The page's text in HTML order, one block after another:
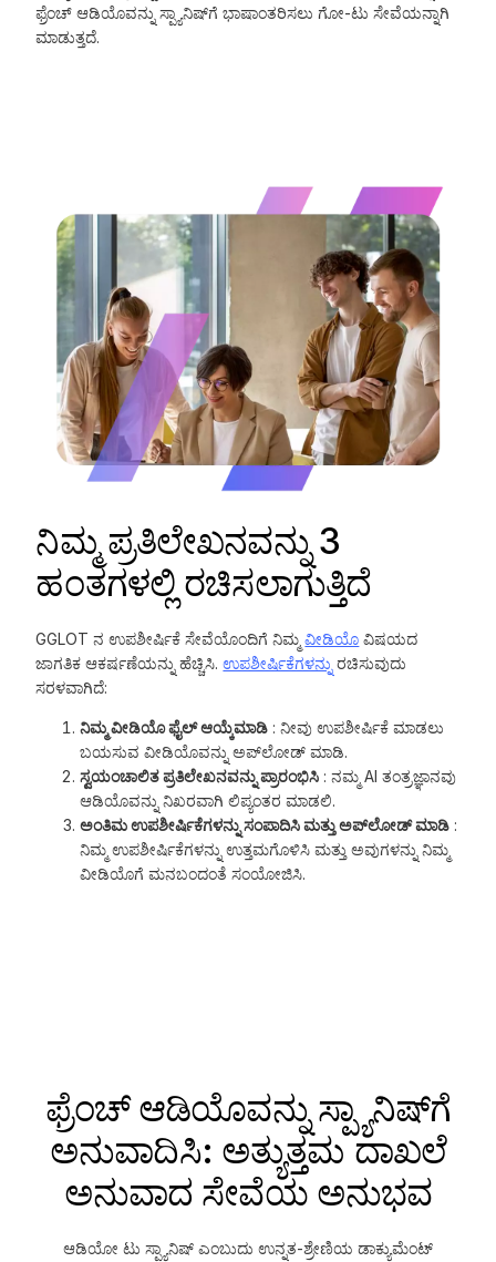
ಫ್ರೆಂಚ್ ಆಡಿಯೊವನ್ನು ಸ್ಪ್ಯಾನಿಷ್‌ಗೆ ಭಾಷಾಂತರಿಸಲು ಗೋ-ಟು ಸೇವೆಯನ್ನಾಗಿ
ಮಾಡುತ್ತದೆ.
ನಿಮ್ಮ ಪ್ರತಿಲೇಖನವನ್ನು 3
ಹಂತಗಳಲ್ಲಿ ರಚಿಸಲಾಗುತ್ತಿದೆ
GGLOT ನ ಉಪಶೀರ್ಷಿಕೆ ಸೇವೆಯೊಂದಿಗೆ ನಿಮ್ಮವೀಡಿಯೊ ವಿಷಯದ
ಜಾಗತಿಕ ಆಕರ್ಷಣೆಯನ್ನು ಹೆಚ್ಚಿಸಿ.ಉಪಶೀರ್ಷಿಕೆಗಳನ್ನು ರಚಿಸುವುದು
ಸರಳವಾಗಿದೆ:
ನಿಮ್ಮ ವೀಡಿಯೊ ಫೈಲ್ ಆಯ್ಕೆಮಾಡಿ : ನೀವು ಉಪಶೀರ್ಷಿಕೆ ಮಾಡಲು
ಬಯಸುವ ವೀಡಿಯೊವನ್ನು ಅಪ್‌ಲೋಡ್ ಮಾಡಿ.
ಸ್ವಯಂಚಾಲಿತ ಪ್ರತಿಲೇಖನವನ್ನು ಪ್ರಾರಂಭಿಸಿ : ನಮ್ಮ AI ತಂತ್ರಜ್ಞಾನವು
ಆಡಿಯೊವನ್ನು ನಿಖರವಾಗಿ ಲಿಪ್ಯಂತರ ಮಾಡಲಿ.
ಅಂತಿಮ ಉಪಶೀರ್ಷಿಕೆಗಳನ್ನು ಸಂಪಾದಿಸಿ ಮತ್ತು ಅಪ್‌ಲೋಡ್ ಮಾಡಿ :
ನಿಮ್ಮ ಉಪಶೀರ್ಷಿಕೆಗಳನ್ನು ಉತ್ತಮಗೊಳಿಸಿ ಮತ್ತು ಅವುಗಳನ್ನು ನಿಮ್ಮ
ವೀಡಿಯೊಗೆ ಮನಬಂದಂತೆ ಸಂಯೋಜಿಸಿ.
ಫ್ರೆಂಚ್ ಆಡಿಯೊವನ್ನು ಸ್ಪ್ಯಾನಿಷ್‌ಗೆ
ಅನುವಾದಿಸಿ: ಅತ್ಯುತ್ತಮ ದಾಖಲೆ
ಅನುವಾದ ಸೇವೆಯ ಅನುಭವ
ಆಡಿಯೋ ಟು ಸ್ಪ್ಯಾನಿಷ್ ಎಂಬುದು ಉನ್ನತ-ಶ್ರೇಣಿಯ ಡಾಕ್ಯುಮೆಂಟ್